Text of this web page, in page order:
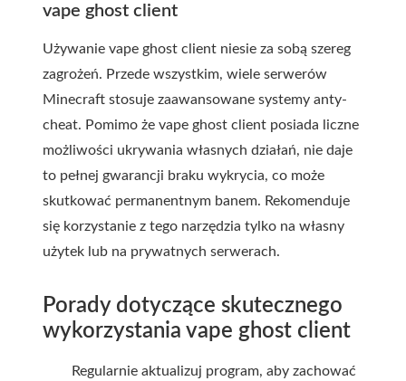
vape ghost client
Używanie vape ghost client niesie za sobą szereg
zagrożeń. Przede wszystkim, wiele serwerów
Minecraft stosuje zaawansowane systemy anty-
cheat. Pomimo że vape ghost client posiada liczne
możliwości ukrywania własnych działań, nie daje
to pełnej gwarancji braku wykrycia, co może
skutkować permanentnym banem. Rekomenduje
się korzystanie z tego narzędzia tylko na własny
użytek lub na prywatnych serwerach.
Porady dotyczące skutecznego
wykorzystania vape ghost client
Regularnie aktualizuj program, aby zachować